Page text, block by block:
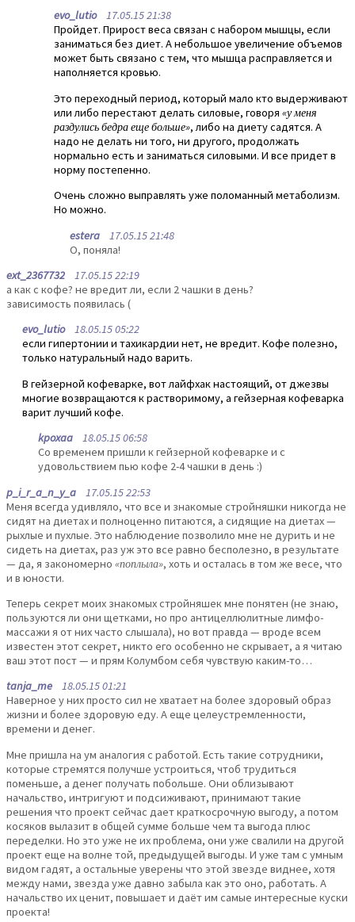
evo_lutio17.05.15 21:38
Пройдет. Прирост веса связан с набором мышцы, если
заниматься без диет. А небольшое увеличение объемов
может быть связано с тем, что мышца расправляется и
наполняется кровью.
Это переходный период, который мало кто выдерживают
или либо перестают делать силовые, говоря «у меня
раздулись бедра еще больше», либо на диету садятся. А
надо не делать ни того, ни другого, продолжать
нормально есть и заниматься силовыми. И все придет в
норму постепенно.
Очень сложно выправлять уже поломанный метаболизм.
Но можно.
estera 17.05.15 21:48
О, поняла!
ext_2367732 17.05.15 22:19
а как с кофе? не вредит ли, если 2 чашки в день?
зависимость появилась (
evo_lutio18.05.15 05:22
если гипертонии и тахикардии нет, не вредит. Кофе полезно,
только натуральный надо варить.
В гейзерной кофеварке, вот лайфхак настоящий, от джезвы
многие возвращаются к растворимому, а гейзерная кофеварка
варит лучший кофе.
kpoxaa 18.05.15 06:58
Со временем пришли к гейзерной кофеварке и с
удовольствием пью кофе 2-4 чашки в день :)
p_i_r_a_n_y_a 17.05.15 22:53
Меня всегда удивляло, что все и знакомые стройняшки никогда не
сидят на диетах и полноценно питаются, а сидящие на диетах —
рыхлые и пухлые. Это наблюдение позволило мне не дурить и не
сидеть на диетах, раз уж это все равно бесполезно, в результате
— да, я закономерно «поплыла», хоть и осталась в том же весе, что
и в юности.
Теперь секрет моих знакомых стройняшек мне понятен (не знаю,
пользуются ли они щетками, но про антицеллюлитные лимфо-
массажи я от них часто слышала), но вот правда — вроде всем
известен этот секрет, никто его особенно не скрывает, а я читаю
ваш этот пост — и прям Колумбом себя чувствую каким-то…
tanja_me 18.05.15 01:21
Наверное у них просто сил не хватает на более здоровый образ
жизни и более здоровую еду. А еще целеустремленности,
времени и денег.
Мне пришла на ум аналогия с работой. Есть такие сотрудники,
которые стремятся получше устроиться, чтоб трудиться
поменьше, а денег получать побольше. Они облизывают
начальство, интригуют и подсиживают, принимают такие
решения что проект сейчас дает краткосрочную выгоду, а потом
косяков вылазит в общей сумме больше чем та выгода плюс
переделки. Но это уже не их проблема, они уже свалили на другой
проект еще на волне той, предыдущей выгоды. И уже там с умным
видом гадят, а остальные уверены что этой звезде виднее, хотя
между нами, звезда уже давно забыла как это оно, работать. А
начальство их ценит, повышает и даёт им самые интересные куски
проекта!